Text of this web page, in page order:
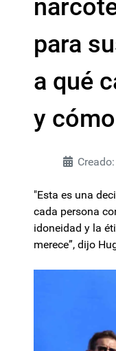
para
a qué
y
"Esta es una
cada persona
idoneidad y la
merece”, dijo